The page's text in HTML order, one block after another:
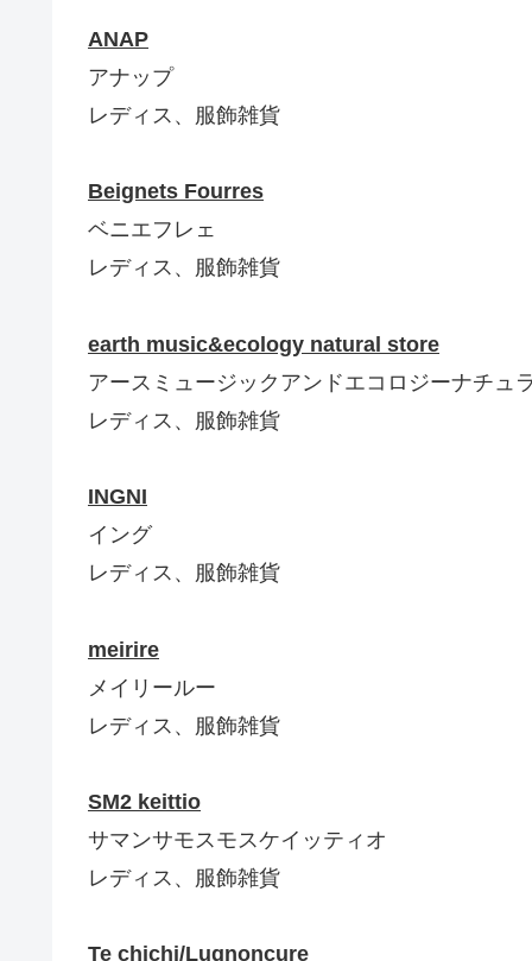
ANAP
アナップ
レディス、服飾雑貨
Beignets Fourres
ベニエフレェ
レディス、服飾雑貨
earth music&ecology natural store
アースミュージックアンドエコロジーナチュ
レディス、服飾雑貨
INGNI
イング
レディス、服飾雑貨
meirire
メイリールー
レディス、服飾雑貨
SM2 keittio
サマンサモスモスケイッティオ
レディス、服飾雑貨
Te chichi/Lugnoncure